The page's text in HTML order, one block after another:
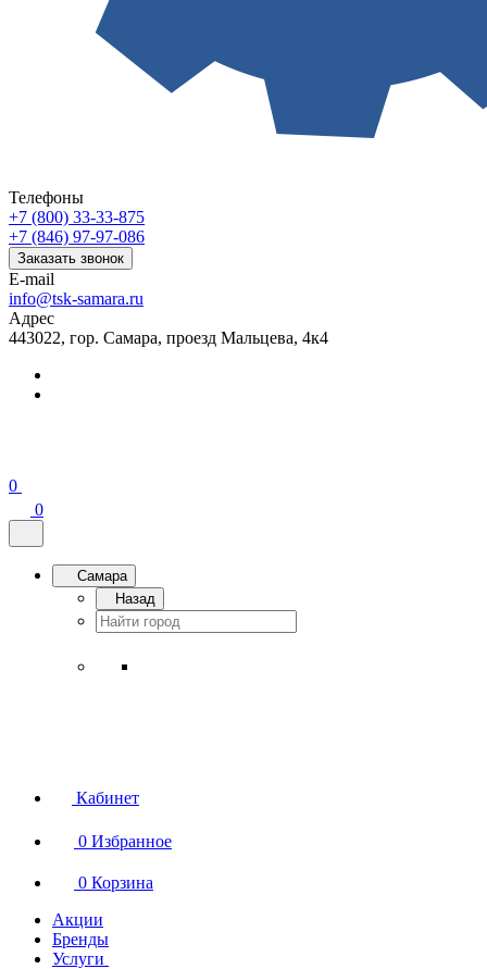
Телефоны
+7 (800) 33-33-875
+7 (846) 97-97-086
Заказать звонок
E-mail
info@tsk-samara.ru
Адрес
443022, гор. Самара, проезд Мальцева, 4к4
0
0
Самара
Назад
Кабинет
0 Избранное
0 Корзина
Акции
Бренды
Услуги